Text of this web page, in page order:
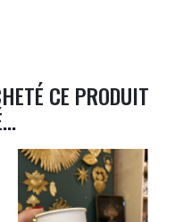
CE PRODUIT